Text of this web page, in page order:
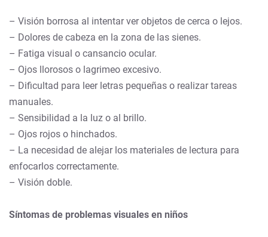
– Visión borrosa al intentar ver objetos de cerca o lejos.
– Dolores de cabeza en la zona de las sienes.
– Fatiga visual o cansancio ocular.
– Ojos llorosos o lagrimeo excesivo.
– Dificultad para leer letras pequeñas o realizar tareas
manuales.
– Sensibilidad a la luz o al brillo.
– Ojos rojos o hinchados.
– La necesidad de alejar los materiales de lectura para
enfocarlos correctamente.
– Visión doble.
Síntomas de problemas visuales en niños